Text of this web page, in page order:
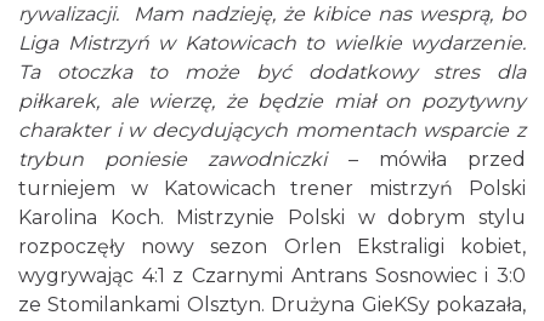
rywalizacji. Mam nadzieję, że kibice nas wesprą, bo
Liga Mistrzyń w Katowicach to wielkie wydarzenie.
Ta otoczka to może być dodatkowy stres dla
piłkarek, ale wierzę, że będzie miał on pozytywny
charakter i w decydujących momentach wsparcie z
trybun poniesie zawodniczki– mówiła przed
turniejem w Katowicach trener mistrzyń Polski
Karolina Koch. Mistrzynie Polski w dobrym stylu
rozpoczęły nowy sezon Orlen Ekstraligi kobiet,
wygrywając 4:1 z Czarnymi Antrans Sosnowiec i 3:0
ze Stomilankami Olsztyn. Drużyna GieKSy pokazała,